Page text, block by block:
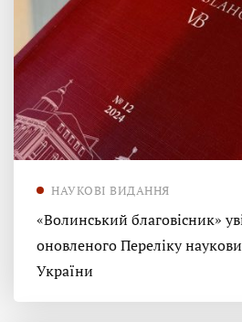
НАУКОВІ ВИДАННЯ
«Волинський благовісник»
оновленого Переліку
України